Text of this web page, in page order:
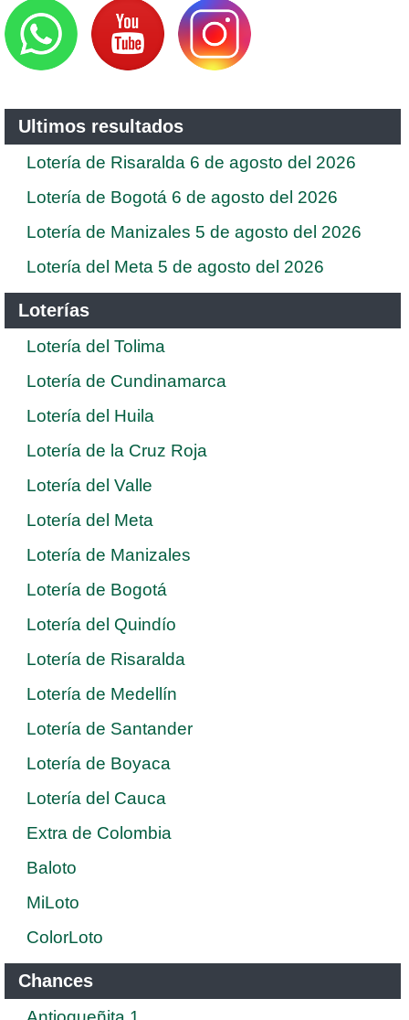
Ultimos resultados
Lotería de Risaralda 6 de agosto del 2026
Lotería de Bogotá 6 de agosto del 2026
Lotería de Manizales 5 de agosto del 2026
Lotería del Meta 5 de agosto del 2026
Loterías
Lotería del Tolima
Lotería de Cundinamarca
Lotería del Huila
Lotería de la Cruz Roja
Lotería del Valle
Lotería del Meta
Lotería de Manizales
Lotería de Bogotá
Lotería del Quindío
Lotería de Risaralda
Lotería de Medellín
Lotería de Santander
Lotería de Boyaca
Lotería del Cauca
Extra de Colombia
Baloto
MiLoto
ColorLoto
Chances